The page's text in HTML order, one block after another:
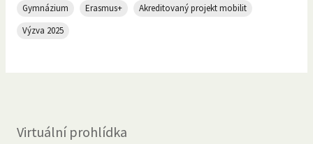
Gymnázium Erasmus+
Akreditovaný projekt mobilit
Výzva 2025
Virtuální prohlídka